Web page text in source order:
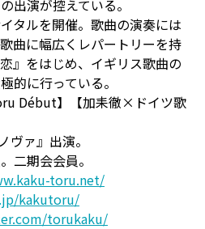
出演が控えている。
タルを開催。歌曲の演奏には
曲に幅広くレパートリーを持
』をはじめ、イギリス歌曲の
的に行っている。
Début】【加耒徹×ドイツ歌
ヴァ』出演。
二期会会員。
toru.net/
kakutoru/
torukaku/